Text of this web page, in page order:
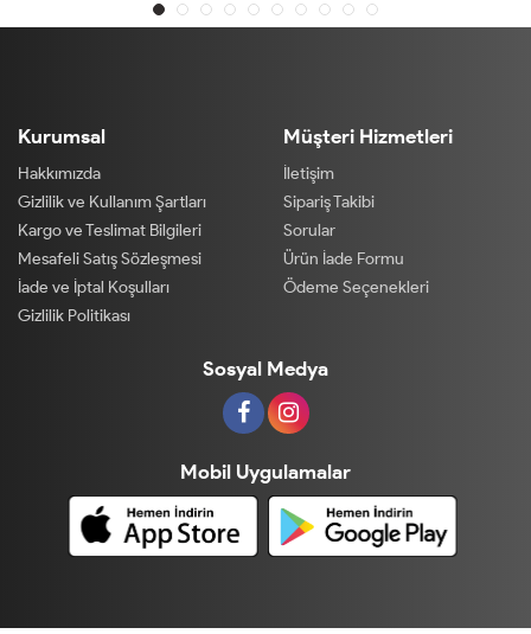
Kurumsal
Hakkımızda
Gizlilik ve Kullanım Şartları
Kargo ve Teslimat Bilgileri
Mesafeli Satış Sözleşmesi
İade ve İptal Koşulları
Gizlilik Politikası
Müşteri Hizmetleri
İletişim
Sipariş Takibi
Sorular
Ürün İade Formu
Ödeme Seçenekleri
Sosyal Medya
Mobil Uygulamalar